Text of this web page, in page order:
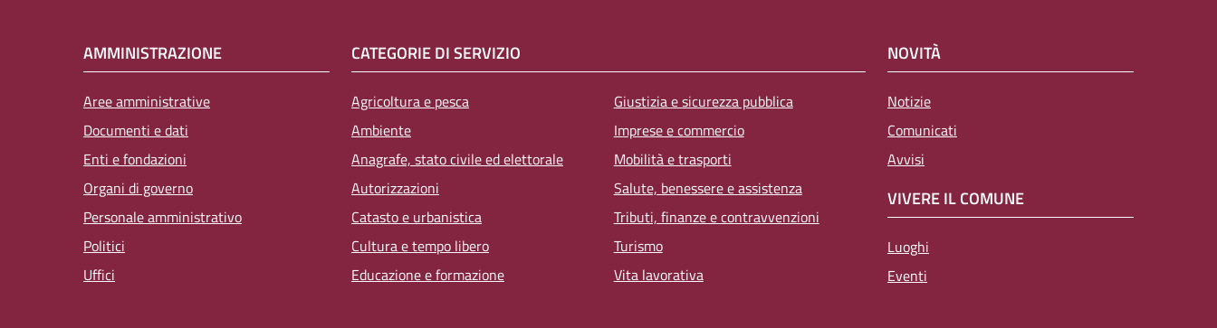
AMMINISTRAZIONE
Aree amministrative
Documenti e dati
Enti e fondazioni
Organi di governo
Personale amministrativo
Politici
Uffici
CATEGORIE DI SERVIZIO
Agricoltura e pesca
Ambiente
Anagrafe, stato civile ed elettorale
Autorizzazioni
Catasto e urbanistica
Cultura e tempo libero
Educazione e formazione
Giustizia e sicurezza pubblica
Imprese e commercio
Mobilità e trasporti
Salute, benessere e assistenza
Tributi, finanze e contravvenzioni
Turismo
Vita lavorativa
NOVITÀ
Notizie
Comunicati
Avvisi
VIVERE IL COMUNE
Luoghi
Eventi